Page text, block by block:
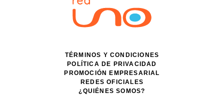
TÉRMINOS Y CONDICIONES
POLÍTICA DE PRIVACIDAD
PROMOCIÓN EMPRESARIAL
REDES OFICIALES
¿QUIÉNES SOMOS?